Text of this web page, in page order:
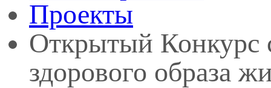
Проекты
Открытый Конкурс
здорового образа